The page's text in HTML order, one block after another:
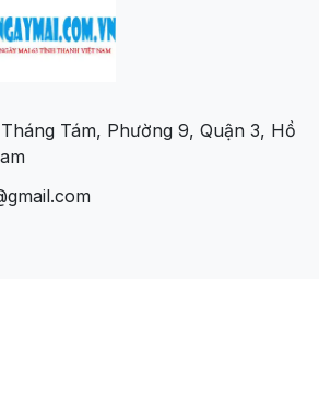
Tám, Phường 9, Quận 3, Hồ